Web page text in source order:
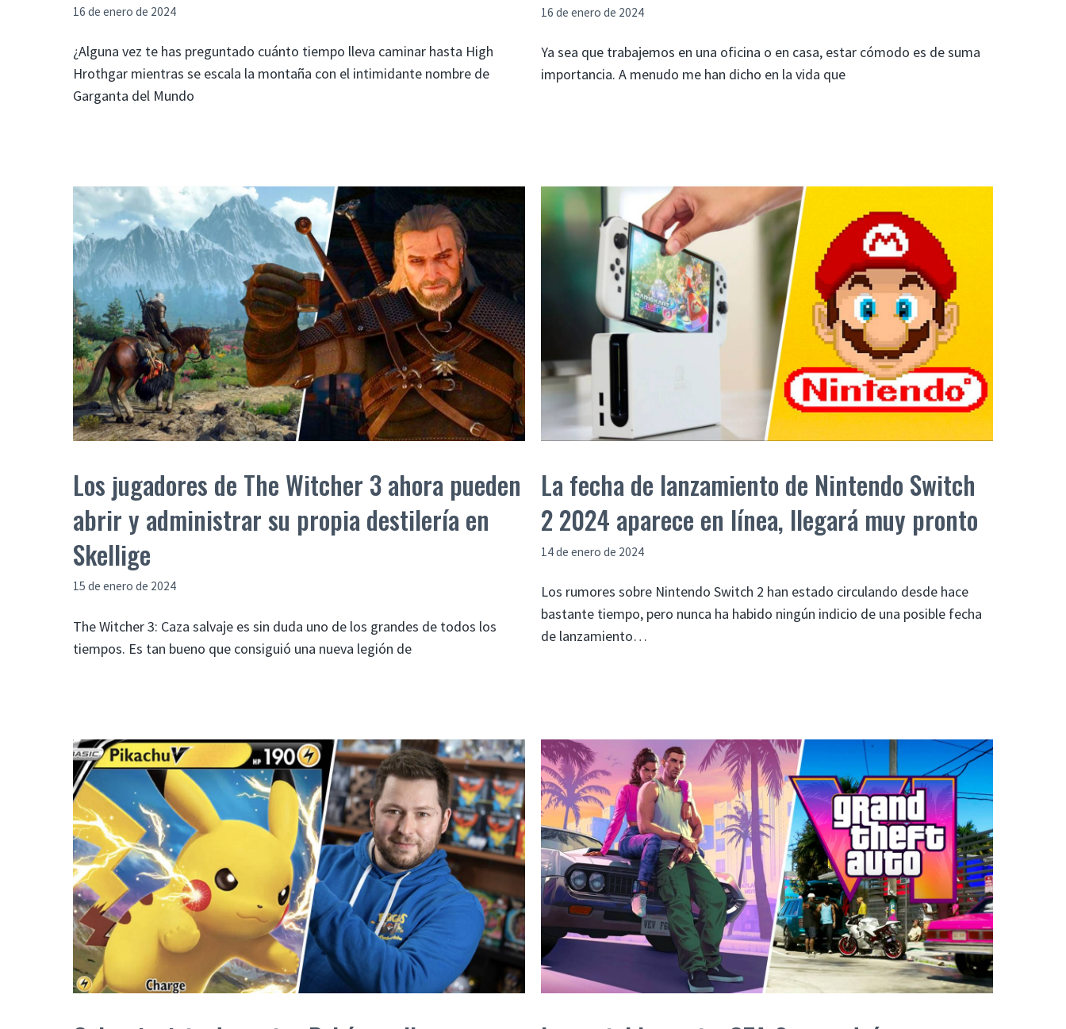
16 de enero de 2024
¿Alguna vez te has preguntado cuánto tiempo lleva caminar hasta High
Hrothgar mientras se escala la montaña con el intimidante nombre de
Garganta del Mundo
16 de enero de 2024
Ya sea que trabajemos en una oficina o en casa, estar cómodo es de suma
importancia. A menudo me han dicho en la vida que
Los jugadores de The Witcher 3 ahora pueden
abrir y administrar su propia destilería en
Skellige
15 de enero de 2024
The Witcher 3: Caza salvaje es sin duda uno de los grandes de todos los
tiempos. Es tan bueno que consiguió una nueva legión de
La fecha de lanzamiento de Nintendo Switch
2 2024 aparece en línea, llegará muy pronto
14 de enero de 2024
Los rumores sobre Nintendo Switch 2 han estado circulando desde hace
bastante tiempo, pero nunca ha habido ningún indicio de una posible fecha
de lanzamiento…